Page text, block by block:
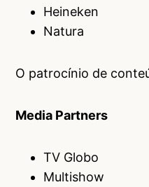
Heineken
Natura
O patrocínio de
Media Partners
TV Globo
Multishow